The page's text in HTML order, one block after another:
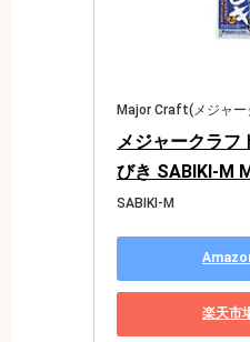
Major Craft(メジャー
メジャークラフ
びき SABIKI-M
SABIKI-M
楽天市